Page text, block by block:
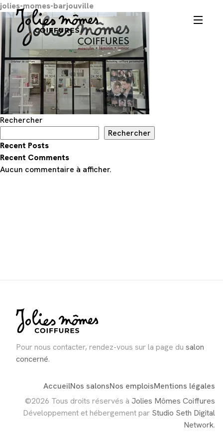
jolies-momes-barjouville
Rechercher
Rechercher
Recent Posts
Recent Comments
Aucun commentaire à afficher.
Pour nous contacter, rendez-vous sur la page du salon
concerné.
AccueilNos salonsNos emploisMentions légales
©2026 Tous droits réservés à Jolies Mômes Coiffures
Développement et hébergement par Studio Seth Digital
Network.